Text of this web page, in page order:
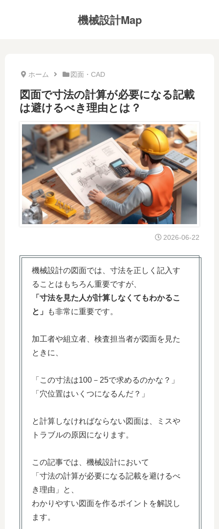
機械設計Map
ホーム 図面・CAD
図面で寸法の計算が必要になる記載
は避けるべき理由とは？
2026-06-22
機械設計の図面では、寸法を正しく記入す
ることはもちろん重要ですが、
「寸法を見た人が計算しなくてもわかるこ
と」
も非常に重要です。
加工者や組立者、検査担当者が図面を見た
ときに、
「この寸法は100－25で求めるのかな？」
「穴位置はいくつになるんだ？」
と計算しなければならない図面は、ミスや
トラブルの原因になります。
この記事では、機械設計において
「寸法の計算が必要になる記載を避けるべ
き理由」と、
わかりやすい図面を作るポイントを解説し
ます。